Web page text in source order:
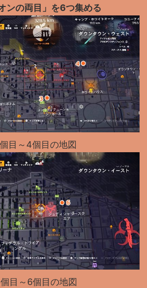
ンの両目」を6つ集める
目～4個目の地図
目～6個目の地図